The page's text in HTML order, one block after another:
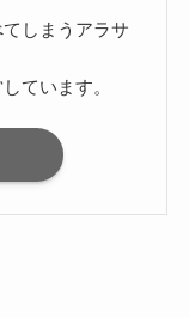
しまうアラサ
ています。